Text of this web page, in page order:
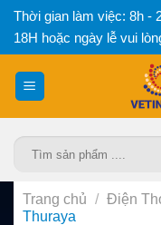
Bỏ
qua
nội
dung
Thời gian làm việc: 8h -
18H hoặc ngày lễ vui
Trang chủ / Điện
Thuraya